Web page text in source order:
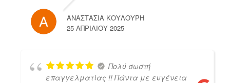
ΑΝΑΣΤΑΣΙΑ ΚΟΥΛΟΥΡΗ
25 ΑΠΡΙΛΊΟΥ 2025
Πολύ σωστή
επαγγελματίας !! Πάντα με ευγένεια